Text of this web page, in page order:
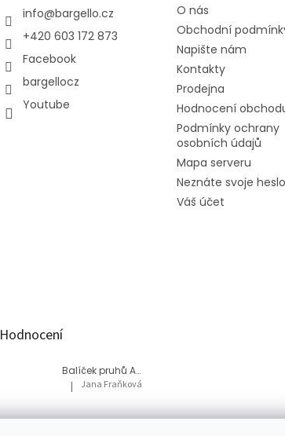
info@bargello.cz
+420 603 172 873
Facebook
bargellocz
Youtube
O nás
Obchodní
Napište nám
Kontakty
Prodejna
Hodnocení
Podmínky ochrany
osobních údajů
Mapa serveru
Neznáte svoje
Váš účet
Hodnocení
Balíček pruhů Akvárium
Hodnocení produktu je 5 z 5 hvězdiček.
| Jana Fraňková